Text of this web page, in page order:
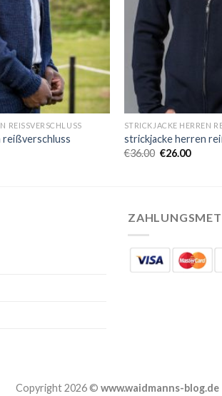
REISSVERSCHLUSS STRICKJACKE HERREN
strickjacke herren
€36.00 €26.00
Copyright 2026 © www.waidmanns-blog.de